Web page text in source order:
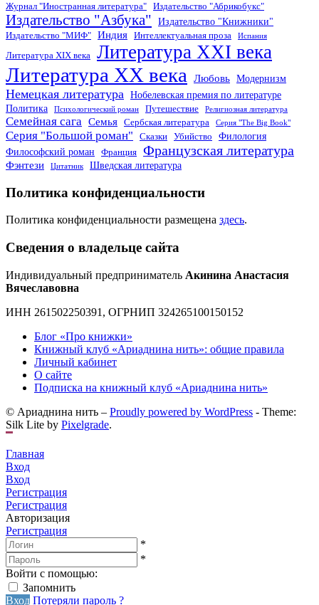
Журнал "Иностранная литература"
Издательство "Абрикобукс"
Издательство "Азбука" Издательство "Книжники"
Издательство "МИФ" Индия Интеллектуальная проза Испания
Литература XIX века Литература XXI века
Литература XX века Любовь Модернизм
Немецкая литература
Нобелевская премия по литературе
Политика
Психологический роман Путешествие Религиозная литература
Семейная сага Семья Сербская литература Серия "The Big Book"
Серия "Большой роман" Сказки Убийство
Филология
Философский роман
Франция Французская литература
Фэнтези Цитатник Шведская литература
Политика конфиденциальности
Политика конфиденциальности размещена здесь.
Сведения о владельце сайта
Индивидуальный предприниматель Акинина Анастасия
Вячеславовна
ИНН 261502250391, ОГРНИП 324265100150152
Блог «Про книжки»
Книжный клуб «Ариаднина нить»: общие правила
Личный кабинет
О сайте
Подписка на книжный клуб «Ариаднина нить»
© Ариаднина нить – Proudly powered by WordPress - Theme:
Silk Lite by Pixelgrade.
Главная
Вход
Вход
Регистрация
Регистрация
Авторизация
Регистрация
*
*
Войти с помощью:
Запомнить
Вход Потеряли пароль ?